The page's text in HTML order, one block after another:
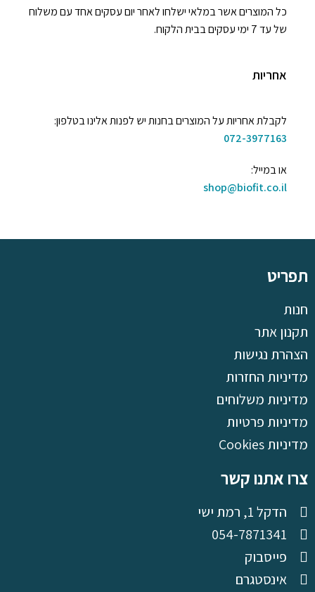
כל המוצרים אשר במלאי ישלחו לאחר יום עסקים אחד עם משלוח
של עד 7 ימי עסקים בבית הלקוח.
אחריות
לקבלת אחריות על המוצרים בחנות יש לפנות אלינו בטלפון:
072-3977163
או במייל:
shop@biofit.co.il
תפריט
חנות
תקנון אתר
הצהרת נגישות
מדיניות החזרות
מדיניות משלוחים
מדיניות פרטיות
מדיניות Cookies
צרו אתנו קשר
הדקל 1, רמת ישי
054-7871341
פייסבוק
אינסטגרם